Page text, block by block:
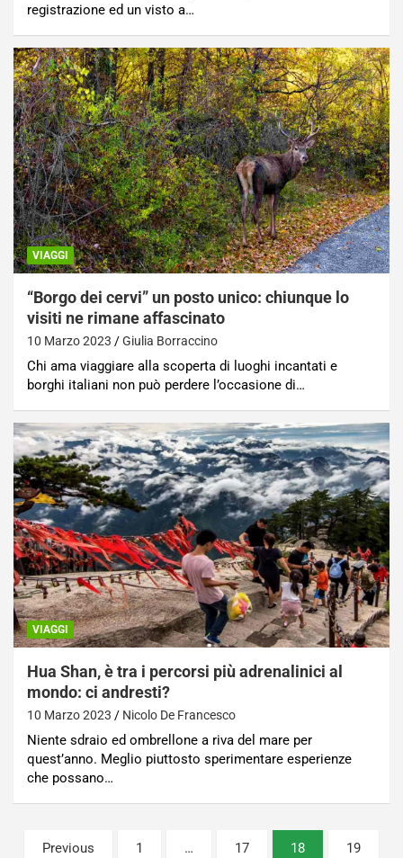
registrazione ed un visto a…
VIAGGI
“Borgo dei cervi” un posto unico: chiunque lo
visiti ne rimane affascinato
10 Marzo 2023 Giulia Borraccino
Chi ama viaggiare alla scoperta di luoghi incantati e
borghi italiani non può perdere l’occasione di…
VIAGGI
Hua Shan, è tra i percorsi più adrenalinici al
mondo: ci andresti?
10 Marzo 2023 Nicolo De Francesco
Niente sdraio ed ombrellone a riva del mare per
quest’anno. Meglio piuttosto sperimentare esperienze
che possano…
Paginazione
Previous 1 … 17 18 19